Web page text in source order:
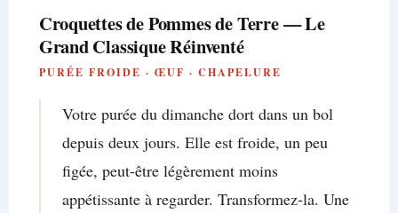
Croquettes de Pommes de Terre — Le
Grand Classique Réinventé
PURÉE FROIDE · ŒUF · CHAPELURE
Votre purée du dimanche dort dans un bol
depuis deux jours. Elle est froide, un peu
figée, peut-être légèrement moins
appétissante à regarder. Transformez-la. Une